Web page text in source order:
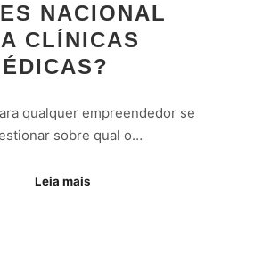
NACIONAL
CLÍNICAS
qualquer empreendedor se
sobre qual o…
Leia mais